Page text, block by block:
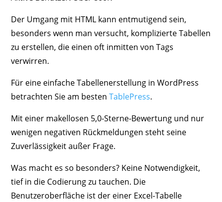
Der Umgang mit HTML kann entmutigend sein,
besonders wenn man versucht, komplizierte Tabellen
zu erstellen, die einen oft inmitten von Tags
verwirren.
Für eine einfache Tabellenerstellung in WordPress
betrachten Sie am bestenTablePress.
Mit einer makellosen 5,0-Sterne-Bewertung und nur
wenigen negativen Rückmeldungen steht seine
Zuverlässigkeit außer Frage.
Was macht es so besonders? Keine Notwendigkeit,
tief in die Codierung zu tauchen. Die
Benutzeroberfläche ist der einer Excel-Tabelle